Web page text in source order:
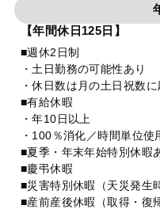
【年間休日125日】
■週休2日制
・土日勤務の可能性あり
・休日数は月の土日祝数
■有給休暇
・年10日以上
・100％消化／時間単位使
■夏季・年末年始特別休暇
■慶弔休暇
■災害特別休暇（天災発生
■産前産後休暇（取得・復